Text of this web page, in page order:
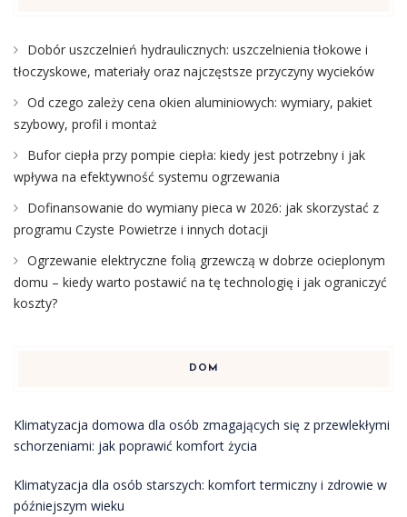
Dobór uszczelnień hydraulicznych: uszczelnienia tłokowe i
tłoczyskowe, materiały oraz najczęstsze przyczyny wycieków
Od czego zależy cena okien aluminiowych: wymiary, pakiet
szybowy, profil i montaż
Bufor ciepła przy pompie ciepła: kiedy jest potrzebny i jak
wpływa na efektywność systemu ogrzewania
Dofinansowanie do wymiany pieca w 2026: jak skorzystać z
programu Czyste Powietrze i innych dotacji
Ogrzewanie elektryczne folią grzewczą w dobrze ocieplonym
domu – kiedy warto postawić na tę technologię i jak ograniczyć
koszty?
DOM
Klimatyzacja domowa dla osób zmagających się z przewlekłymi
schorzeniami: jak poprawić komfort życia
Klimatyzacja dla osób starszych: komfort termiczny i zdrowie w
późniejszym wieku